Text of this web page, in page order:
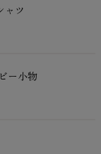
ャツ
ー小物